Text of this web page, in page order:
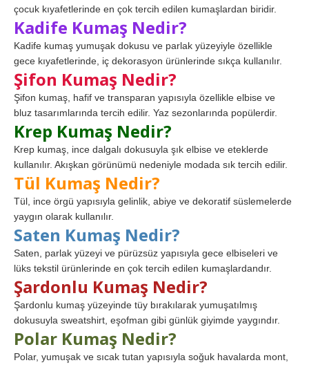
çocuk kıyafetlerinde en çok tercih edilen kumaşlardan biridir.
Kadife Kumaş Nedir?
Kadife kumaş yumuşak dokusu ve parlak yüzeyiyle özellikle
gece kıyafetlerinde, iç dekorasyon ürünlerinde sıkça kullanılır.
Şifon Kumaş Nedir?
Şifon kumaş, hafif ve transparan yapısıyla özellikle elbise ve
bluz tasarımlarında tercih edilir. Yaz sezonlarında popülerdir.
Krep Kumaş Nedir?
Krep kumaş, ince dalgalı dokusuyla şık elbise ve eteklerde
kullanılır. Akışkan görünümü nedeniyle modada sık tercih edilir.
Tül Kumaş Nedir?
Tül, ince örgü yapısıyla gelinlik, abiye ve dekoratif süslemelerde
yaygın olarak kullanılır.
Saten Kumaş Nedir?
Saten, parlak yüzeyi ve pürüzsüz yapısıyla gece elbiseleri ve
lüks tekstil ürünlerinde en çok tercih edilen kumaşlardandır.
Şardonlu Kumaş Nedir?
Şardonlu kumaş yüzeyinde tüy bırakılarak yumuşatılmış
dokusuyla sweatshirt, eşofman gibi günlük giyimde yaygındır.
Polar Kumaş Nedir?
Polar, yumuşak ve sıcak tutan yapısıyla soğuk havalarda mont,